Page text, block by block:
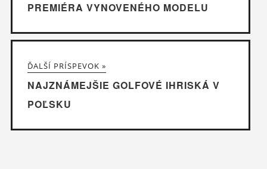
PREMIÉRA VYNOVENÉHO MODELU
ĎALŠÍ PRÍSPEVOK »
NAJZNÁMEJŠIE GOLFOVÉ IHRISKÁ V
POĽSKU